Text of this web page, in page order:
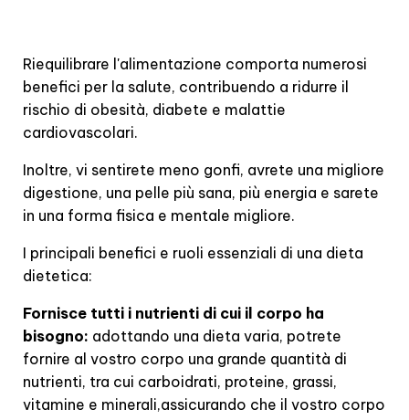
Riequilibrare l'alimentazione comporta numerosi
benefici per la salute, contribuendo a ridurre il
rischio di obesità, diabete e malattie
cardiovascolari.
Inoltre, vi sentirete meno gonfi, avrete una migliore
digestione, una pelle più sana, più energia e sarete
in una forma fisica e mentale migliore.
I principali benefici e ruoli essenziali di una dieta
dietetica:
Fornisce tutti i nutrienti di cui il corpo ha
bisogno: adottando una dieta varia, potrete
fornire al vostro corpo una grande quantità di
nutrienti, tra cui carboidrati, proteine, grassi,
vitamine e minerali,assicurando che il vostro corpo